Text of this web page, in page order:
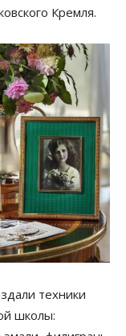
Кремля.
техники
школы: